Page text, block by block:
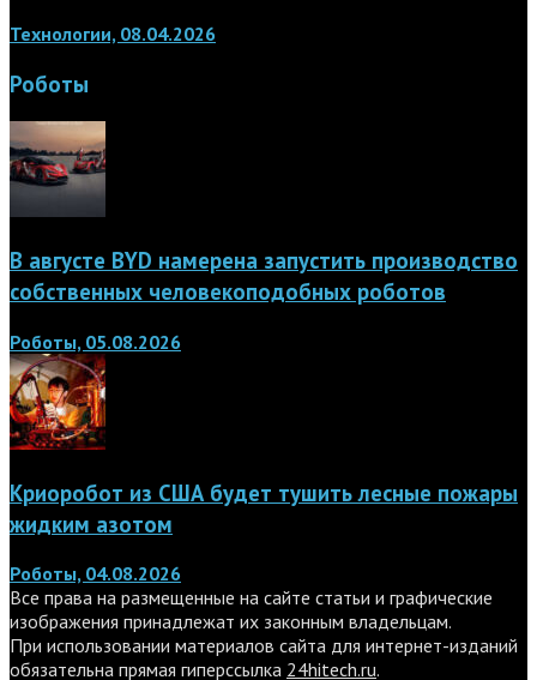
Технологии, 08.04.2026
Роботы
В августе BYD намерена запустить производство
собственных человекоподобных роботов
Роботы, 05.08.2026
Криоробот из США будет тушить лесные пожары
жидким азотом
Роботы, 04.08.2026
Все права на размещенные на сайте статьи и графические
изображения принадлежат их законным владельцам.
При использовании материалов сайта для интернет-изданий
обязательна прямая гиперссылка 24hitech.ru.